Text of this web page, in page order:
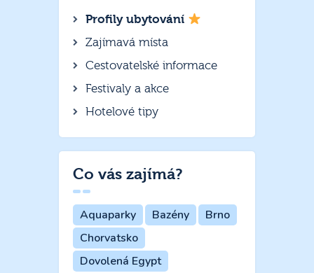
Profily ubytování
Zajímavá místa
Cestovatelské informace
Festivaly a akce
Hotelové tipy
Co vás zajímá?
Aquaparky Bazény
Brno
Chorvatsko
Dovolená Egypt